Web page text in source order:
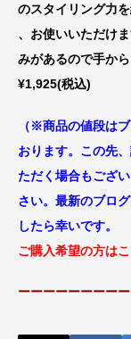
のスタイリング力
、お使いいただけま
みがあるので手か
¥1,925(税込)
（※商品の値段は
おります。この先
ただく場合もござい
さい。最新のブロ
したら幸いです。
ご購入希望の方は
ーーーーーーーー